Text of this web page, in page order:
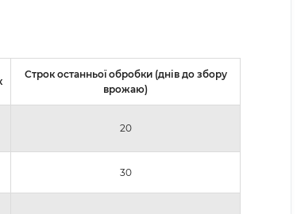
Строк останньої обробки (днів до збору
врожаю)
20
30